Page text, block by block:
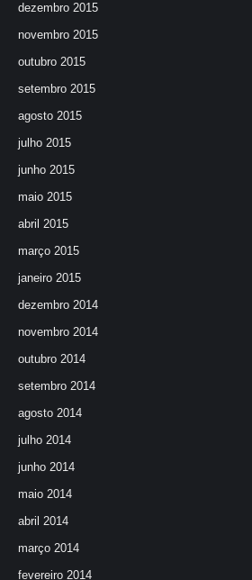
dezembro 2015
novembro 2015
outubro 2015
setembro 2015
agosto 2015
julho 2015
junho 2015
maio 2015
abril 2015
março 2015
janeiro 2015
dezembro 2014
novembro 2014
outubro 2014
setembro 2014
agosto 2014
julho 2014
junho 2014
maio 2014
abril 2014
março 2014
fevereiro 2014